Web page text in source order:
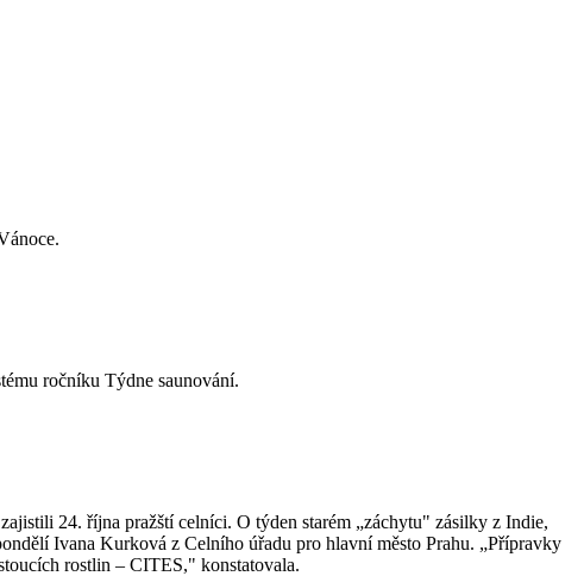
ročníku Týdne saunování.
24. října pražští celníci. O týden starém „záchytu" zásilky z Indie,
Ivana Kurková z Celního úřadu pro hlavní město Prahu. „Přípravky
rostlin – CITES," konstatovala.